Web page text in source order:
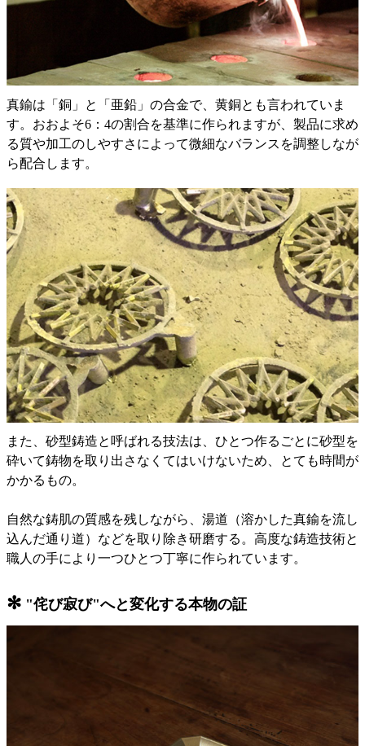
真鍮は「銅」と「亜鉛」の合金で、黄銅とも言われていま
す。おおよそ6：4の割合を基準に作られますが、製品に求め
る質や加工のしやすさによって微細なバランスを調整しなが
ら配合します。
また、砂型鋳造と呼ばれる技法は、ひとつ作るごとに砂型を
砕いて鋳物を取り出さなくてはいけないため、とても時間が
かかるもの。
自然な鋳肌の質感を残しながら、湯道（溶かした真鍮を流し
込んだ通り道）などを取り除き研磨する。高度な鋳造技術と
職人の手により一つひとつ丁寧に作られています。
✻ "侘び寂び"へと変化する本物の証